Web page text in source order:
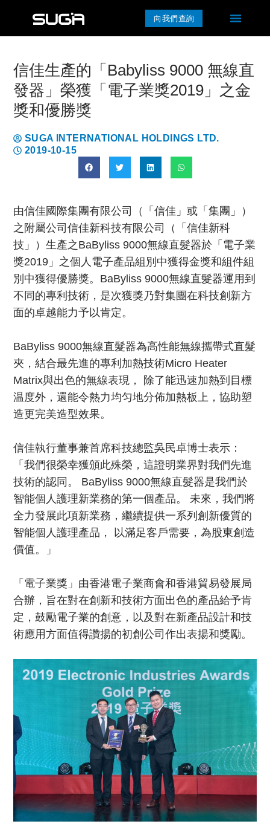
向我們查詢
信佳生產的「Babyliss 9000 無線直
發器」榮獲「電子業獎2019」之金
獎和優勝獎
SUGA INTERNATIONAL HOLDINGS LTD.
2019-10-15
由信佳國際集團有限公司（「信佳」或「集團」）
之附屬公司信佳新科技有限公司（「信佳新科
技」）生產之BaByliss 9000無線直髮器於「電子業
獎2019」之個人電子產品組別中獲得金獎和組件組
別中獲得優勝獎。BaByliss 9000無線直髮器運用到
不同的專利技術，是次獲獎乃對集團在科技創新方
面的卓越能力予以肯定。
BaByliss 9000無線直髮器為高性能無線攜帶式直髮
夾，結合最先進的專利加熱技術Micro Heater
Matrix與出色的無線表現， 除了能迅速加熱到目標
温度外，還能令熱力均匀地分佈加熱板上，協助塑
造更完美造型效果。
信佳執行董事兼首席科技總監吳民卓博士表示：
「我們很榮幸獲頒此殊榮，這證明業界對我們先進
技術的認同。 BaByliss 9000無線直髮器是我們於
智能個人護理新業務的第一個產品。 未來，我們將
全力發展此項新業務，繼續提供一系列創新優質的
智能個人護理產品， 以滿足客戶需要，為股東創造
價值。」
「電子業獎」由香港電子業商會和香港貿易發展局
合辦，旨在對在創新和技術方面出色的產品給予肯
定，鼓勵電子業的創意，以及對在新產品設計和技
術應用方面值得讚揚的初創公司作出表揚和獎勵。